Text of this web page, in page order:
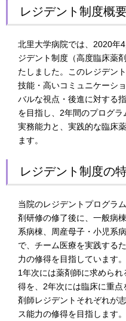
レジデント制度概
北里大学病院では、2020年
ジデント制度（高度臨床薬
たしました。このレジデン
技能・高いコミュニケーシ
バルな視点・後進に対する
を目指し、2年間のプログ
実務能力と、実践的な臨床
ます。
レジデント制度の
当院のレジデントプログラ
剤研修の修了後に、一般病
系病棟、周産母子・小児系
で、チーム医療を実践する
力の修得を目指しています。
1年次には薬剤師に求めら
得を、2年次には臨床に重
剤師レジデントそれぞれが
ス能力の修得を目指します。